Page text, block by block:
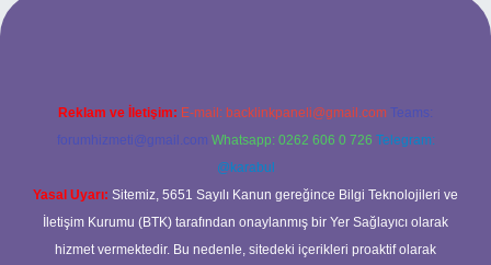
Reklam ve İletişim: E-mail: backlinkpaneli@gmail.com Teams:
forumhizmeti@gmail.com Whatsapp: 0262 606 0 726 Telegram:
@karabul
Yasal Uyarı: Sitemiz, 5651 Sayılı Kanun gereğince Bilgi Teknolojileri ve
İletişim Kurumu (BTK) tarafından onaylanmış bir Yer Sağlayıcı olarak
hizmet vermektedir. Bu nedenle, sitedeki içerikleri proaktif olarak